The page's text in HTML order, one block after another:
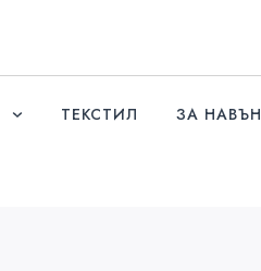
ТЕКСТИЛ ЗА НАВЪН